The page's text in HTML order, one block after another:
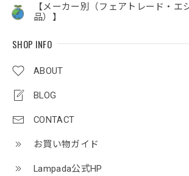
【メーカー別（フェアトレード・エ
品）】
SHOP INFO
ABOUT
BLOG
CONTACT
お買い物ガイド
Lampada公式HP